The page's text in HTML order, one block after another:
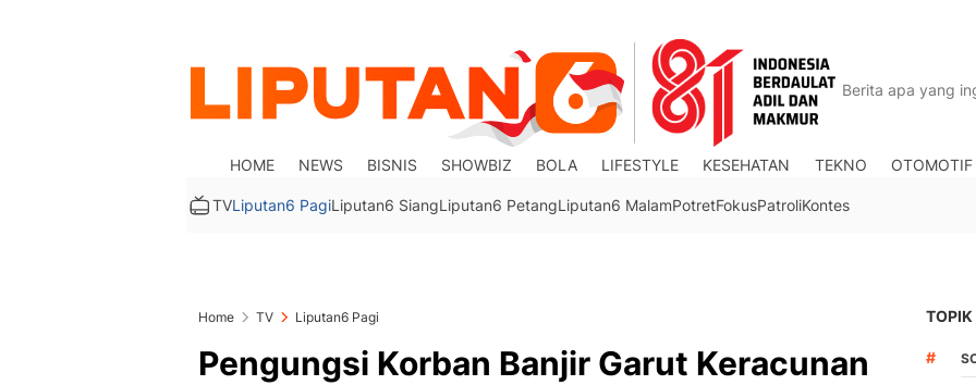
HOME NEWS BISNIS SHOWBIZ BOLA LIFESTYLE KESEHATAN TEKNO OTOMOTIF
TVLiputan6 PagiLiputan6 SiangLiputan6 PetangLiputan6 MalamPotretFokusPatroliKontes
Home TV Liputan6 Pagi
Pengungsi Korban Banjir Garut Keracunan
TOPIK
#